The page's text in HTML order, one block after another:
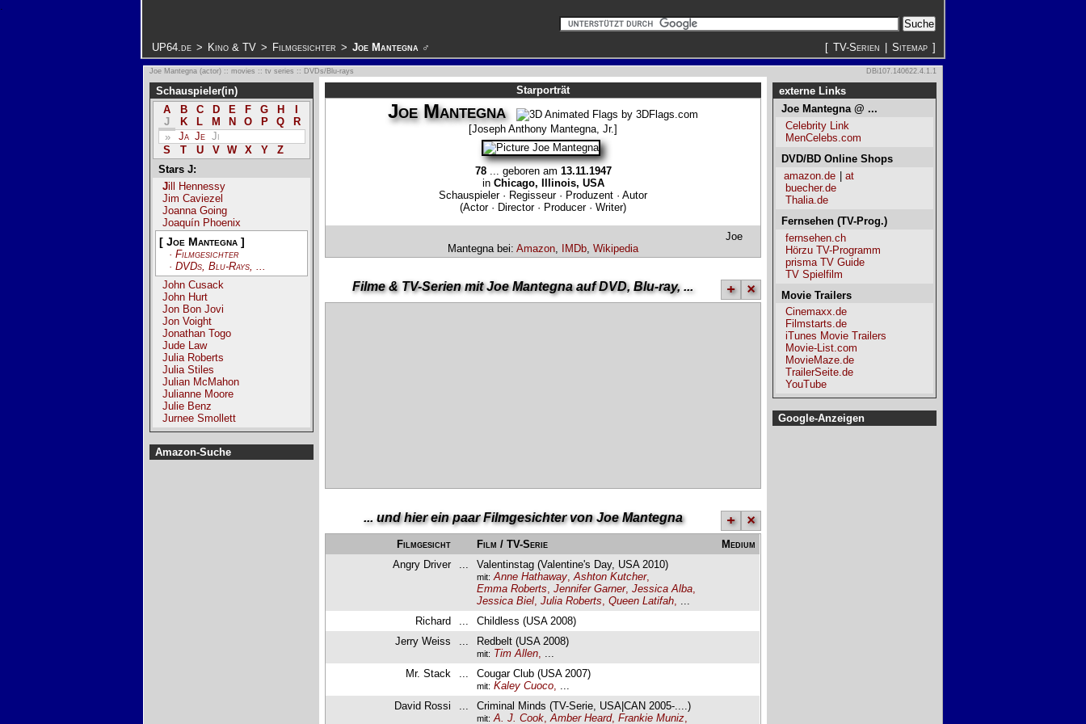
UP64.de > Kino & TV > Filmgesichter > Joe Mantegna ♂ [ TV-Serien Sitemap ]
.
Joe Mantegna (actor) :: movies :: tv series :: DVDs/Blu-rays DBi107.140622.4.1.1
Schauspieler(in)
A
B C D E F G H
J
K L M N O P Q
R
»
Ja Je Ji
S
T U V W X Y
Z
Stars J:
Jill Hennessy
Jim Caviezel
Joanna Going
Joaquín Phoenix
[ Joe Mantegna ]
· Filmgesichter
· DVDs, Blu-Rays, ...
John Cusack
John Hurt
Jon Bon Jovi
Jon Voight
Jonathan Togo
Jude Law
Julia Roberts
Julia Stiles
Julian McMahon
Julianne Moore
Julie Benz
Jurnee Smollett
Amazon-Suche
Starporträt
Joe Mantegna
[Joseph Anthony Mantegna, Jr.]
78... geboren am 13.11.1947
in Chicago, Illinois, USA
Schauspieler · Regisseur · Produzent · Autor
(Actor · Director · Producer · Writer)
Joe
Mantegna bei: Amazon IMDb Wikipedia
Filme & TV-Serien mit Joe Mantegna auf DVD, Blu-ray, ... ×
+
... und hier ein paar Filmgesichter von Joe Mantegna ×
+
Filmgesicht Film / TV-Serie
Medium
Angry Driver
Valentinstag (Valentine's Day, USA 2010)
mit: Anne Hathaway Ashton Kutcher,
Emma Roberts
Jennifer Garner, Jessica Alba
Jessica Biel Julia Roberts Queen Latifah
Richard
Childless (USA 2008)
Jerry Weiss
Redbelt (USA 2008)
mit: Tim Allen
Mr. Stack
Cougar Club (USA 2007)
mit: Kaley Cuoco
David Rossi
Criminal Minds (TV-Serie, USA|CAN 2005-....)
mit: A. J. Cook Amber Heard, Frankie Muniz
externe Links
Joe Mantegna @ ...
Celebrity Link
MenCelebs.com
DVD/BD Online Shops
amazon.de
at
buecher.de
Thalia.de
Fernsehen (TV-Prog.)
fernsehen.ch
Hörzu TV-Programm
prisma TV Guide
TV Spielfilm
Movie Trailers
Cinemaxx.de
Filmstarts.de
iTunes Movie Trailers
Movie-List.com
MovieMaze.de
TrailerSeite.de
YouTube
Google-Anzeigen